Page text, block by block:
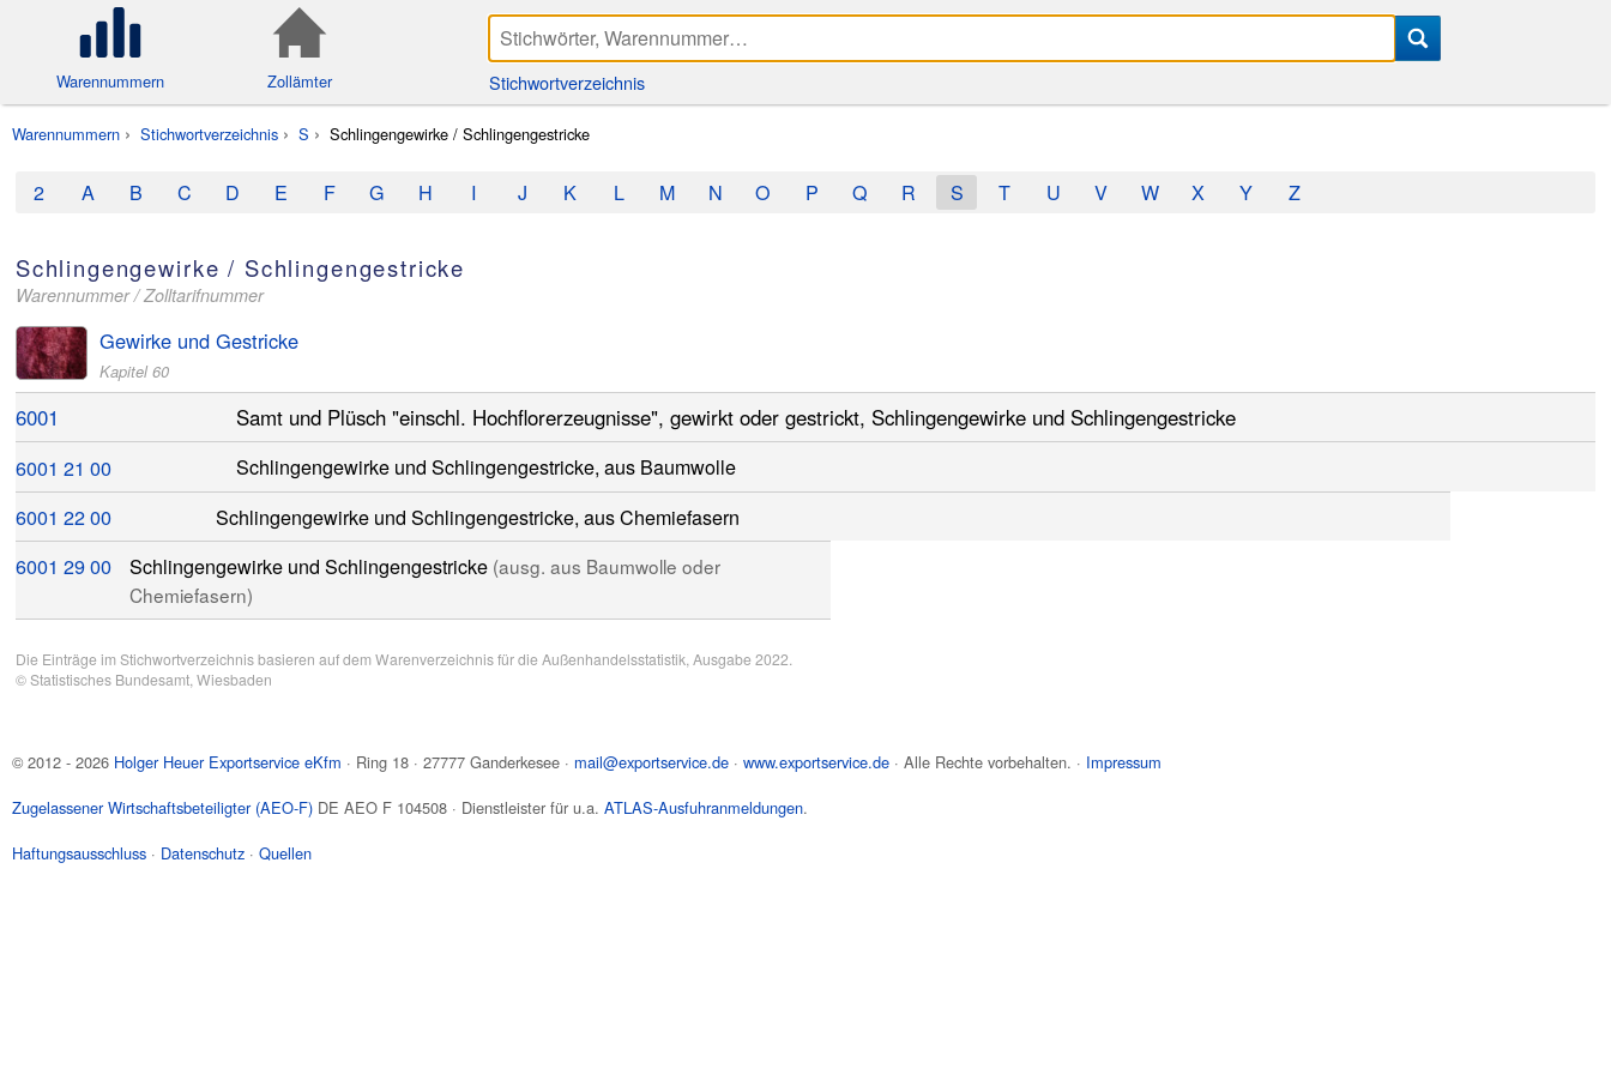
Warennummern Zollämter Stichwortverzeichnis
Warennummern Stichwortverzeichnis S Schlingengewirke / Schlingengestricke
2 A B C D E F G H I J K L M N O P Q R S T U V W X Y Z
Schlingengewirke / Schlingengestricke
Warennummer / Zolltarifnummer
Gewirke und Gestricke
Kapitel 60
6001
Samt und Plüsch "einschl. Hochflorerzeugnisse", gewirkt oder gestrickt, Schlingengewirke und Schlingengestricke
6001 21 00 Schlingengewirke und Schlingengestricke, aus Baumwolle
6001 2200
Schlingengewirke und Schlingengestricke, aus Chemiefasern
6001 2900 Schlingengewirke und Schlingengestricke (ausg. aus Baumwolle oder
Chemiefasern)
Die Einträge im Stichwortverzeichnis basieren auf dem Warenverzeichnis für die Außenhandelsstatistik, Ausgabe 2022.
©Statistisches Bundesamt, Wiesbaden
© 2012 - 2026 Holger Heuer Exportservice eKfm · Ring 18 ·27777 Ganderkesee · mail@exportservice.de ·www.exportservice.de · Alle Rechte vorbehalten. · Impressum
Zugelassener Wirtschaftsbeteiligter (AEO-F) DE AEO F 104508 · Dienstleister für u.a.ATLAS-Ausfuhranmeldungen.
Haftungsausschluss · Datenschutz ·Quellen